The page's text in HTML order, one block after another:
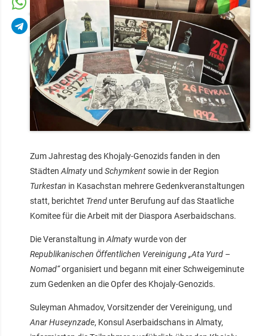
Zum Jahrestag des Khojaly-Genozids fanden in den
StädtenAlmaty und Schymkentsowie in der Region
Turkestan in Kasachstan mehrere Gedenkveranstaltungen
statt, berichtet Trend unter Berufung auf das Staatliche
Komitee für die Arbeit mit der Diaspora Aserbaidschans.
Die Veranstaltung inAlmatywurde von der
Republikanischen Öffentlichen Vereinigung „Ata Yurd –
Nomad“organisiert und begann mit einer Schweigeminute
zum Gedenken an die Opfer des Khojaly-Genozids.
Suleyman Ahmadov, Vorsitzender der Vereinigung, und
Anar Huseynzade, Konsul Aserbaidschans in Almaty,